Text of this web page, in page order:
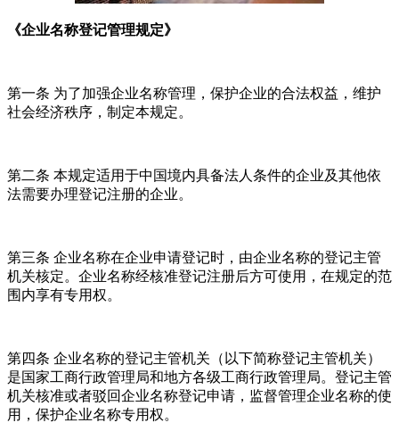
《企业名称登记管理规定》
第一条 为了加强企业名称管理，保护企业的合法权益，维护
社会经济秩序，制定本规定。
第二条 本规定适用于中国境内具备法人条件的企业及其他依
法需要办理登记注册的企业。
第三条 企业名称在企业申请登记时，由企业名称的登记主管
机关核定。企业名称经核准登记注册后方可使用，在规定的范
围内享有专用权。
第四条 企业名称的登记主管机关（以下简称登记主管机关）
是国家工商行政管理局和地方各级工商行政管理局。登记主管
机关核准或者驳回企业名称登记申请，监督管理企业名称的使
用，保护企业名称专用权。